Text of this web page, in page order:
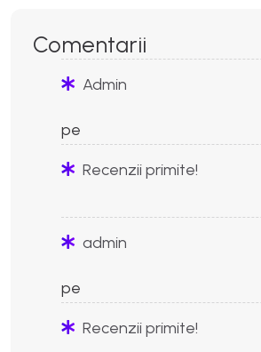
Comentarii
Admin
pe
Recenzii primite!
admin
pe
Recenzii primite!